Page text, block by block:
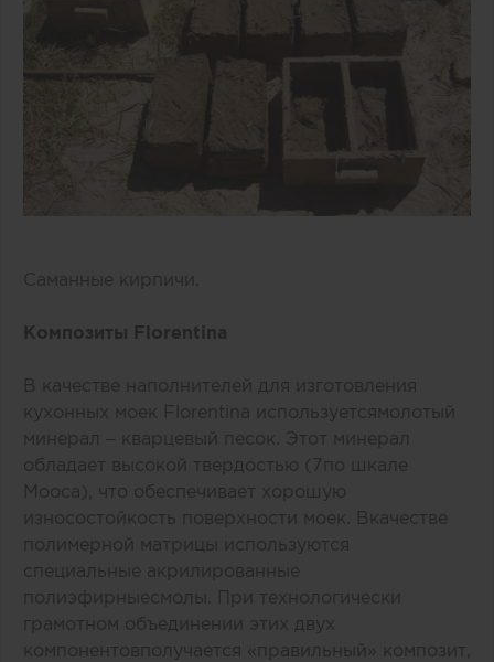
Саманные кирпичи.
Композиты Florentina
В качестве наполнителей для изготовления
кухонных моек Florentina используетсямолотый
минерал – кварцевый песок. Этот минерал
обладает высокой твердостью (7по шкале
Мооса), что обеспечивает хорошую
износостойкость поверхности моек. Вкачестве
полимерной матрицы используются
специальные акрилированные
полиэфирныесмолы. При технологически
грамотном объединении этих двух
компонентовполучается «правильный» композит,